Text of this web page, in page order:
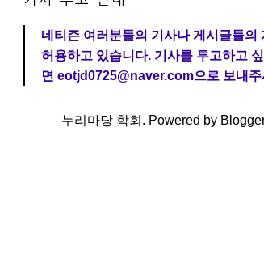
네티즌 여러분들의 기사나 게시글들의
허용하고 있습니다. 기사를 투고하고
면 eotjd0725@naver.com으로 보내주
누리마당 학회. Powered by Blogger